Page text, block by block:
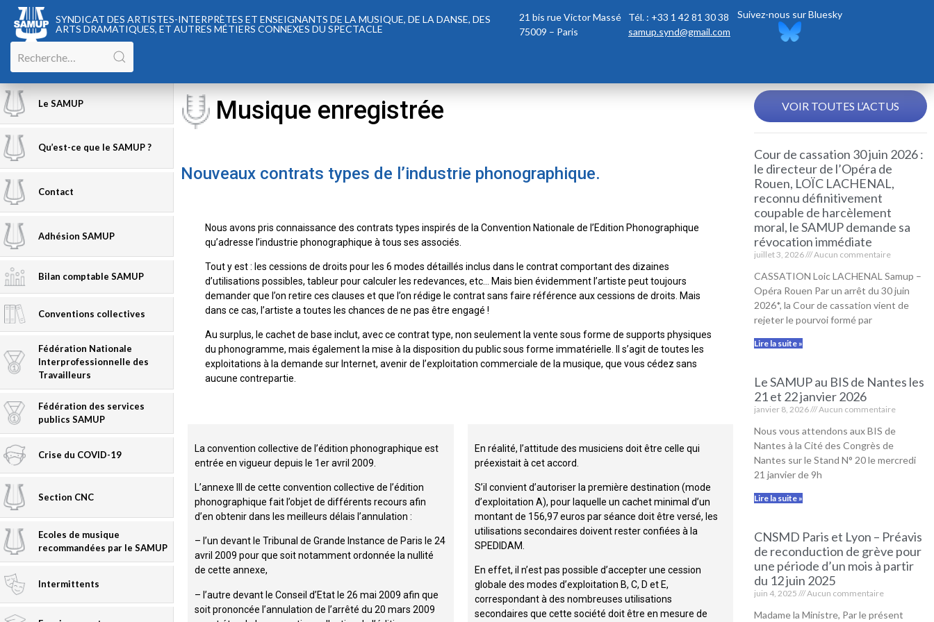
SYNDICAT DES ARTISTES-INTERPRÈTES ET ENSEIGNANTS DE LA MUSIQUE, DE LA DANSE, DES
ARTS DRAMATIQUES, ET AUTRES MÉTIERS CONNEXES DU SPECTACLE
21 bis rue Victor Massé
75009 – Paris
Tél. : +33 1 42 81 30 38
samup.synd@gmail.com
Suivez-nous sur Bluesky
Le SAMUP
Qu’est-ce que le SAMUP ?
Contact
Adhésion SAMUP
Bilan comptable SAMUP
Conventions collectives
Fédération Nationale
Interprofessionnelle des
Travailleurs
Fédération des services
publics SAMUP
Crise du COVID-19
Section CNC
Ecoles de musique
recommandées par le SAMUP
Intermittents
Musique enregistrée
Nouveaux contrats types de l’industrie phonographique.
Nous avons pris connaissance des contrats types inspirés de la Convention Nationale de l’Edition Phonographique
qu’adresse l’industrie phonographique à tous ses associés.
Tout y est : les cessions de droits pour les 6 modes détaillés inclus dans le contrat comportant des dizaines
d’utilisations possibles, tableur pour calculer les redevances, etc… Mais bien évidemment l’artiste peut toujours
demander que l’on retire ces clauses et que l’on rédige le contrat sans faire référence aux cessions de droits. Mais
dans ce cas, l’artiste a toutes les chances de ne pas être engagé !
Au surplus, le cachet de base inclut, avec ce contrat type, non seulement la vente sous forme de supports physiques
du phonogramme, mais également la mise à la disposition du public sous forme immatérielle. Il s’agit de toutes les
exploitations à la demande sur Internet, avenir de l’exploitation commerciale de la musique, que vous cédez sans
aucune contrepartie.
La convention collective de l’édition phonographique est
entrée en vigueur depuis le 1er avril 2009.
L’annexe III de cette convention collective de l’édition
phonographique fait l’objet de différents recours afin
d’en obtenir dans les meilleurs délais l’annulation :
– l’un devant le Tribunal de Grande Instance de Paris le 24
avril 2009 pour que soit notamment ordonnée la nullité
de cette annexe,
– l’autre devant le Conseil d’Etat le 26 mai 2009 afin que
soit prononcée l’annulation de l’arrêté du 20 mars 2009
En réalité, l’attitude des musiciens doit être celle qui
préexistait à cet accord.
S’il convient d’autoriser la première destination (mode
d’exploitation A), pour laquelle un cachet minimal d’un
montant de 156,97 euros par séance doit être versé, les
utilisations secondaires doivent rester confiées à la
SPEDIDAM.
En effet, il n’est pas possible d’accepter une cession
globale des modes d’exploitation B, C, D et E,
correspondant à des nombreuses utilisations
secondaires que cette société doit être en mesure de
VOIR TOUTES L’ACTUS
Cour de cassation 30 juin 2026 :
le directeur de l’Opéra de
Rouen, LOÏC LACHENAL,
reconnu définitivement
coupable de harcèlement
moral, le SAMUP demande sa
révocation immédiate
juillet 3, 2026 Aucun commentaire
CASSATION Loic LACHENAL Samup –
Opéra Rouen Par un arrêt du 30 juin
2026*, la Cour de cassation vient de
rejeter le pourvoi formé par
Lire la suite »
Le SAMUP au BIS de Nantes les
21 et 22 janvier 2026
janvier 8, 2026 Aucun commentaire
Nous vous attendons aux BIS de
Nantes à la Cité des Congrès de
Nantes sur le Stand N° 20 le mercredi
21 janvier de 9h
Lire la suite »
CNSMD Paris et Lyon – Préavis
de reconduction de grève pour
une période d’un mois à partir
du 12 juin 2025
juin 4, 2025 Aucun commentaire
Madame la Ministre, Par le présent